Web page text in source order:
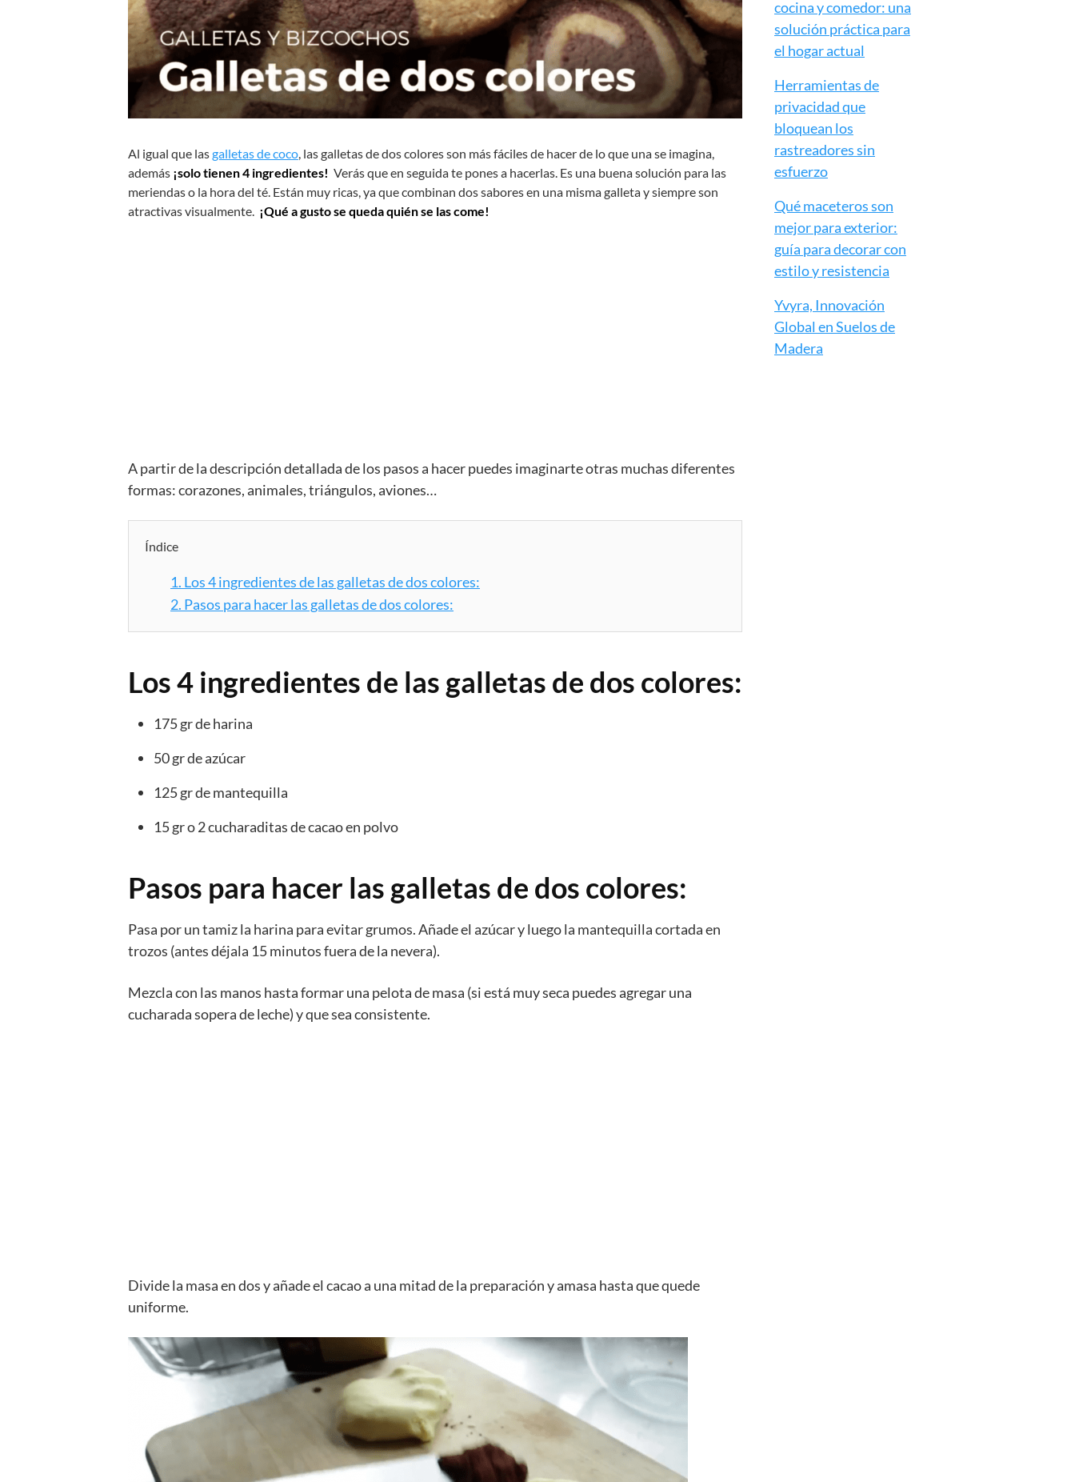
Al igual que lasgalletas de coco, las galletas de dos colores son más fáciles de hacer de lo que una se imagina,
además ¡solo tienen 4 ingredientes! Verás que en seguida te pones a hacerlas. Es una buena solución para las
meriendas o la hora del té. Están muy ricas, ya que combinan dos sabores en una misma galleta y siempre son
atractivas visualmente. ¡Qué a gusto se queda quién se las come!
A partir de la descripción detallada de los pasos a hacer puedes imaginarte otras muchas diferentes
formas: corazones, animales, triángulos, aviones…
Índice
1. Los 4 ingredientes de las galletas de dos colores:
2. Pasos para hacer las galletas de dos colores:
Los 4 ingredientes de las galletas de dos colores:
175 gr de harina
50 gr de azúcar
125 gr de mantequilla
15 gr o 2 cucharaditas de cacao en polvo
Pasos para hacer las galletas de dos colores:
Pasa por un tamiz la harina para evitar grumos. Añade el azúcar y luego la mantequilla cortada en
trozos (antes déjala 15 minutos fuera de la nevera).
Mezcla con las manos hasta formar una pelota de masa (si está muy seca puedes agregar una
cucharada sopera de leche) y que sea consistente.
Divide la masa en dos y añade el cacao a una mitad de la preparación y amasa hasta que quede
uniforme.
cocina y comedor: una
solución práctica para
el hogar actual
Herramientas de
privacidad que
bloquean los
rastreadores sin
esfuerzo
Qué maceteros son
mejor para exterior:
guía para decorar con
estilo y resistencia
Yvyra, Innovación
Global en Suelos de
Madera